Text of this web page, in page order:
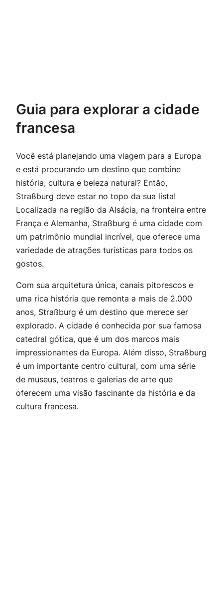
Guia para explorar a cidade
francesa
Você está planejando uma viagem para a Europa
e está procurando um destino que combine
história, cultura e beleza natural? Então,
Straßburg deve estar no topo da sua lista!
Localizada na região da Alsácia, na fronteira entre
França e Alemanha, Straßburg é uma cidade com
um patrimônio mundial incrível, que oferece uma
variedade de atrações turísticas para todos os
gostos.
Com sua arquitetura única, canais pitorescos e
uma rica história que remonta a mais de 2.000
anos, Straßburg é um destino que merece ser
explorado. A cidade é conhecida por sua famosa
catedral gótica, que é um dos marcos mais
impressionantes da Europa. Além disso, Straßburg
é um importante centro cultural, com uma série
de museus, teatros e galerias de arte que
oferecem uma visão fascinante da história e da
cultura francesa.